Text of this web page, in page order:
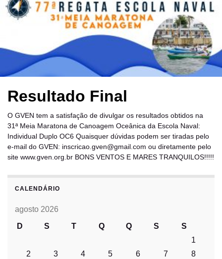
Resultado Final
O GVEN tem a satisfação de divulgar os resultados obtidos na
31ª Meia Maratona de Canoagem Oceânica da Escola Naval:
Individual Duplo OC6 Quaisquer dúvidas podem ser tiradas pelo
e-mail do GVEN: inscricao.gven@gmail.com ou diretamente pelo
site www.gven.org.br BONS VENTOS E MARES TRANQUILOS!!!!!
CALENDÁRIO
agosto 2026
D
S T Q Q S
S
1
2
3 4 5 6 7
8